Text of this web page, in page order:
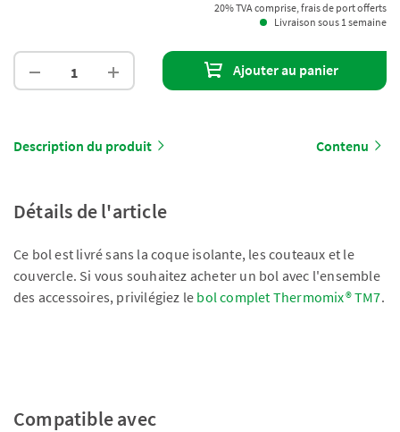
20% TVA comprise, frais de port offerts
Livraison sous 1 semaine
Ajouter au panier
Description du produit Contenu
Détails de l'article
Ce bol est livré sans la coque isolante, les couteaux et le
couvercle. Si vous souhaitez acheter un bol avec l'ensemble
des accessoires, privilégiez le bol complet Thermomix® TM7.
Compatible avec